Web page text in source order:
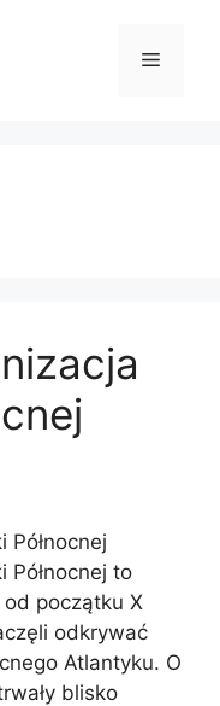
Menu
Północnej to
od początku X
odkrywać
Atlantyku. O
blisko